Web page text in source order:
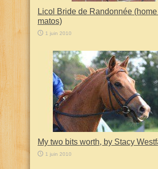
Licol Bride de Randonnée
matos)
1 juin 2010
My two bits worth, by Stacy
1 juin 2010